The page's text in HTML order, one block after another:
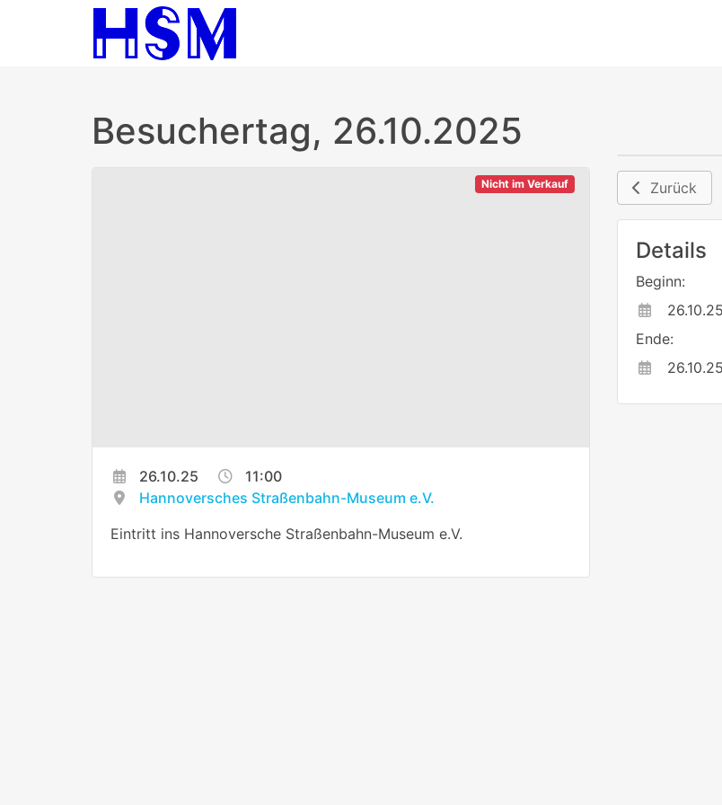
Besuchertag, 26.10.2025
Nicht im Verkauf
26.10.25
11:00
Hannoversches Straßenbahn-Museum e.V.
Eintritt ins Hannoversche Straßenbahn-Museum e.V.
Zurück
Details
Beginn:
Ende: